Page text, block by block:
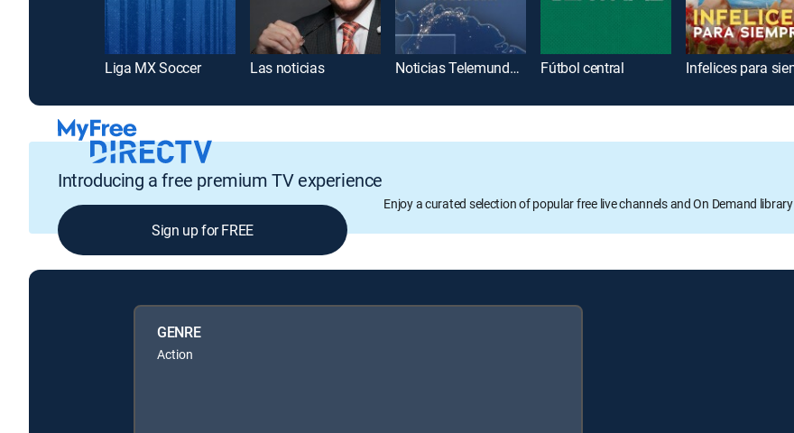
Liga MX Soccer Las noticias Noticias Telemundo fin de semana Fútbol central
Introducing a free premium TV experience
Enjoy a curated selection of popular free live channels and On Demand library
Sign up for FREE
GENRE
Action